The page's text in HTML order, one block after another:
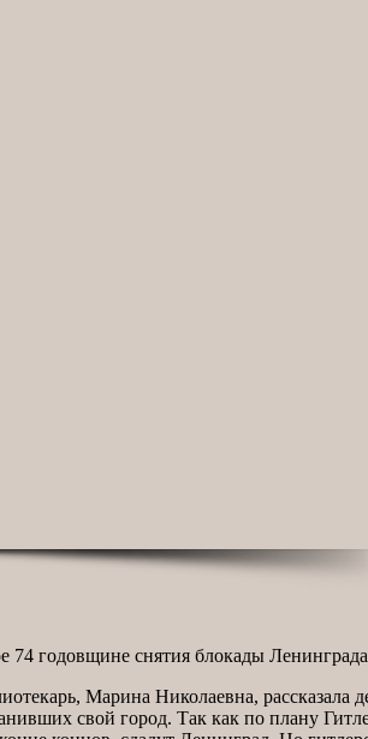
74 годовщине снятия блокады
Марина Николаевна, рассказала
свой город. Так как по плану